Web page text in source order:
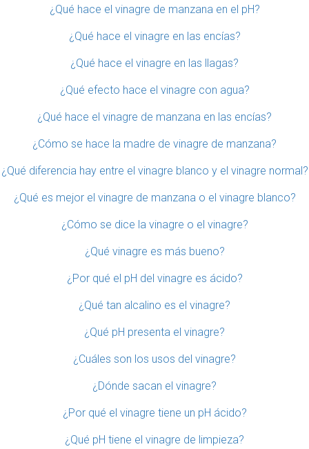
¿Qué hace el vinagre de manzana en el pH?
¿Qué hace el vinagre en las encías?
¿Qué hace el vinagre en las llagas?
¿Qué efecto hace el vinagre con agua?
¿Qué hace el vinagre de manzana en las encías?
¿Cómo se hace la madre de vinagre de manzana?
¿Qué diferencia hay entre el vinagre blanco y el vinagre normal?
¿Qué es mejor el vinagre de manzana o el vinagre blanco?
¿Cómo se dice la vinagre o el vinagre?
¿Qué vinagre es más bueno?
¿Por qué el pH del vinagre es ácido?
¿Qué tan alcalino es el vinagre?
¿Qué pH presenta el vinagre?
¿Cuáles son los usos del vinagre?
¿Dónde sacan el vinagre?
¿Por qué el vinagre tiene un pH ácido?
¿Qué pH tiene el vinagre de limpieza?